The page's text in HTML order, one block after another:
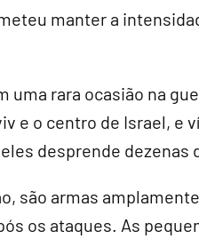
manter a
uma rara ocasião na
e o centro de Israel, e
desprende dezenas
são armas
os ataques. As